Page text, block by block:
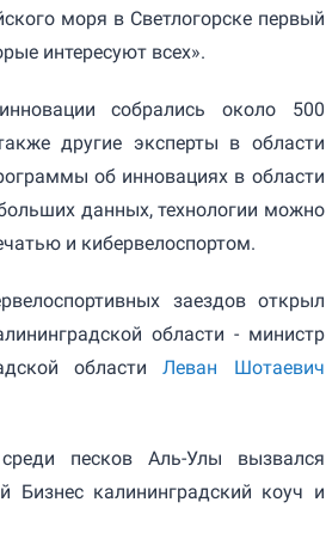
моря в Светлогорске первый
интересуют всех».
собрались около 500
другие эксперты в области
об инновациях в области
данных, технологии можно
и кибервелоспортом.
заездов открыл
области - министр
областиЛеван Шотаевич
песков Аль-Улы вызвался
Бизнес калининградский коуч и